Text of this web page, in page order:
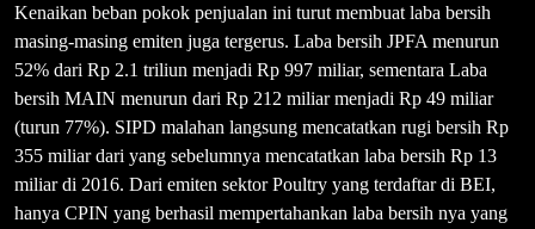
Kenaikan beban pokok penjualan ini turut membuat laba bersih
masing-masing emiten juga tergerus. Laba bersih JPFA menurun
52% dari Rp 2.1 triliun menjadi Rp 997 miliar, sementara Laba
bersih MAIN menurun dari Rp 212 miliar menjadi Rp 49 miliar
(turun 77%). SIPD malahan langsung mencatatkan rugi bersih Rp
355 miliar dari yang sebelumnya mencatatkan laba bersih Rp 13
miliar di 2016. Dari emiten sektor Poultry yang terdaftar di BEI,
hanya CPIN yang berhasil mempertahankan laba bersih nya yang